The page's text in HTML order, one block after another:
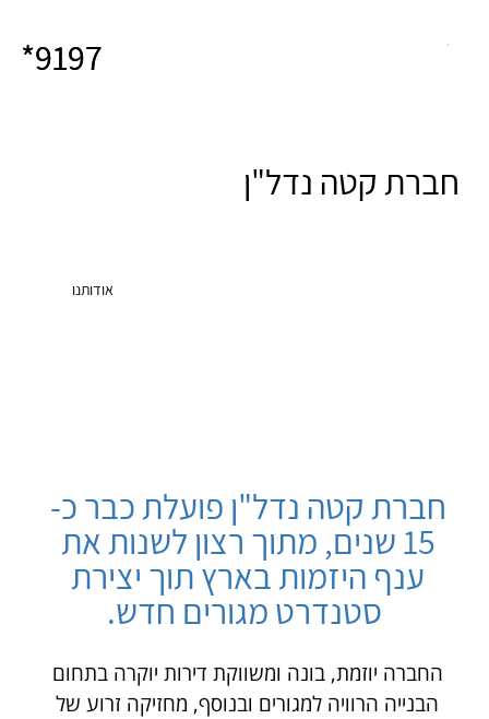
9197*
9197*
חברת קטה נדל"ן
אודותנו
חברת קטה נדל"ן פועלת כבר כ-
15 שנים, מתוך רצון לשנות את
ענף היזמות בארץ תוך יצירת
סטנדרט מגורים חדש.
החברה יוזמת, בונה ומשווקת דירות יוקרה בתחום
הבנייה הרוויה למגורים ובנוסף, מחזיקה זרוע של